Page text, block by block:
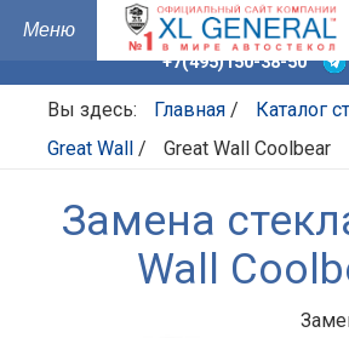
+7(495)150-38-50
Вы здесь: Главная / Каталог
Great Wall / Great Wall Coolbear
Замена
Wall